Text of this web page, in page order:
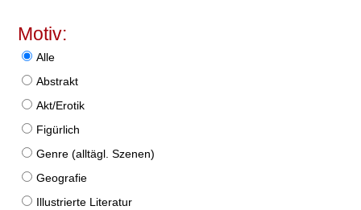
Motiv:
Alle
Abstrakt
Akt/Erotik
Figürlich
Genre (alltägl. Szenen)
Geografie
Illustrierte Literatur